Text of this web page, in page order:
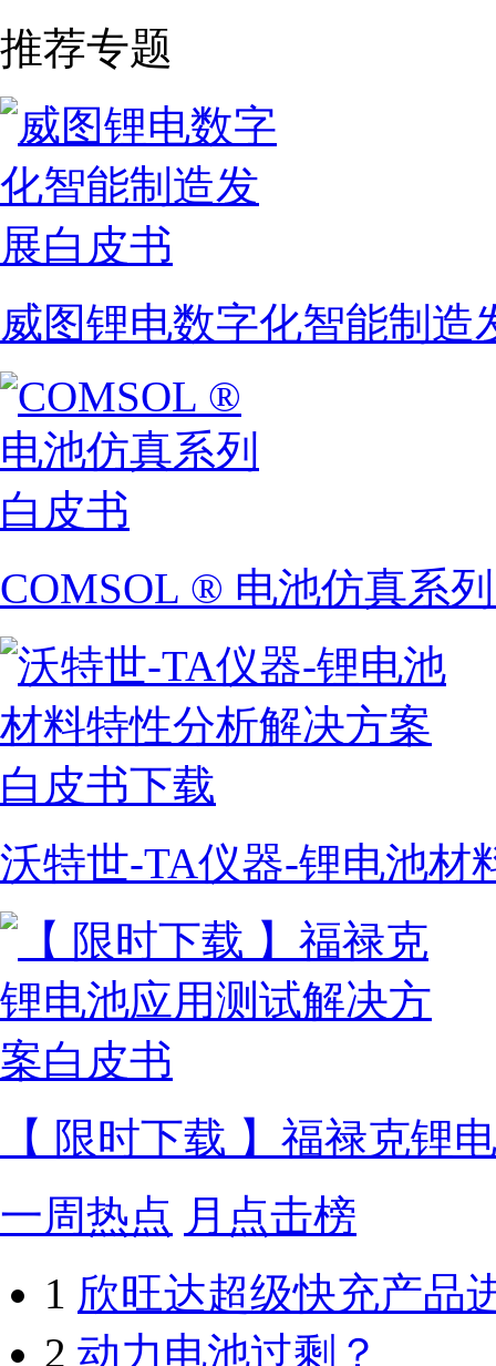
推荐专题
威图锂电数字化智能制造
COMSOL ® 电池仿真系
沃特世-TA仪器-锂电池材
【 限时下载 】福禄克锂
一周热点 月点击榜
1 欣旺达超级快充产品
2 动力电池过剩？